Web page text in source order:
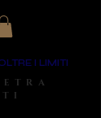
I LIMITI